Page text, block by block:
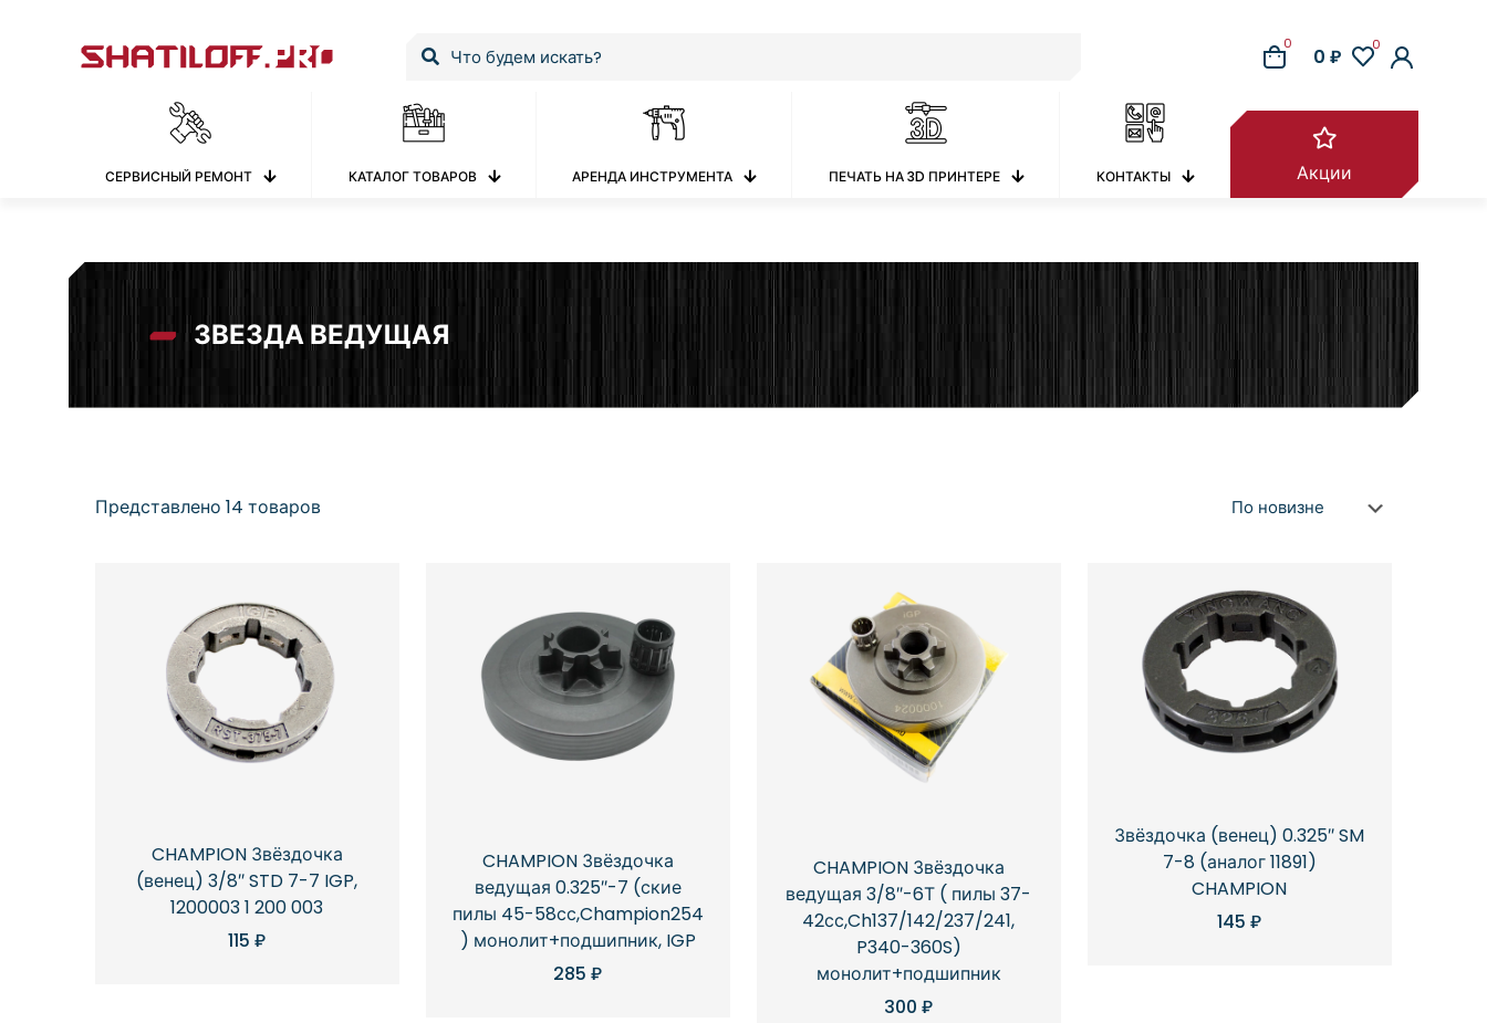
0
0 ₽ 0
СЕРВИСНЫЙ РЕМОНТ КАТАЛОГ ТОВАРОВ АРЕНДА ИНСТРУМЕНТА ПЕЧАТЬ НА 3D ПРИНТЕРЕ КОНТАКТЫ Акции
ЗВЕЗДА ВЕДУЩАЯ
Представлено 14 товаров
CHAMPION Звёздочка
(венец) 3/8″ STD 7-7 IGP,
1200003 1 200 003
115₽
CHAMPION Звёздочка
ведущая 0.325″-7 (ские
пилы 45-58сс,Champion254
) монолит+подшипник, IGP
285₽
CHAMPION Звёздочка
ведущая 3/8″-6Т ( пилы 37-
42сс,Ch137/142/237/241,
P340-360S)
монолит+подшипник
300₽
Звёздочка (венец) 0.325″ SM
7-8 (аналог 11891)
CHAMPION
145₽